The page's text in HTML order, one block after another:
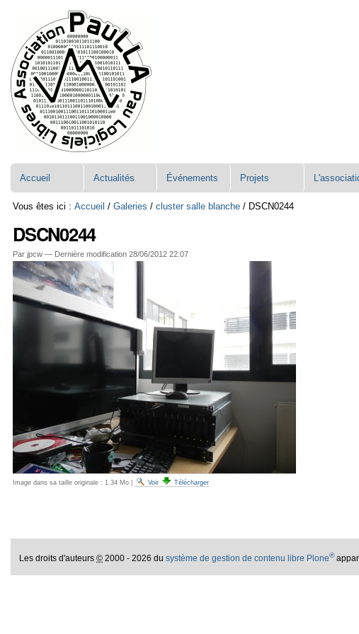
contenu.
Aller
à
la
navigation
Accueil Actualités Événements Projets
Vous êtes ici : Accueil /Galeries /cluster salle blanche / DSCN0244
DSCN0244
Par jpcw — Dernière modification 28/06/2012 22:07
Image dans sa taille originale : 1.34 Mo Voir Télécharger
Les droits d'auteurs© 2000 - 2026 dusystème de gestion de contenu libre Plone®